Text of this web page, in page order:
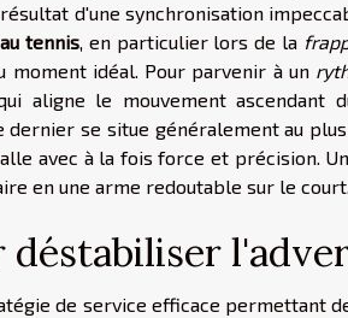
d'une synchronisation
tennis, en particulier lors de la
moment idéal. Pour parvenir à un
aligne le mouvement ascendant
dernier se situe généralement au
avec à la fois force et précision.
en une arme redoutable sur le court.
de service efficace permettant